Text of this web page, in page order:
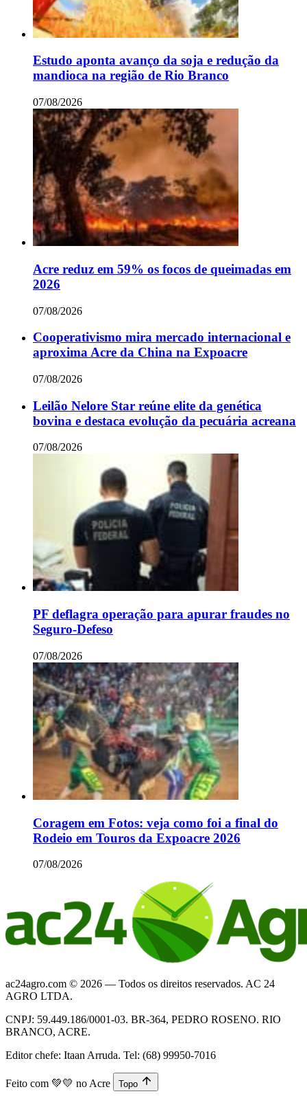
Estudo aponta avanço da soja e redução da
mandioca na região de Rio Branco
07/08/2026
Acre reduz em 59% os focos de queimadas em
2026
07/08/2026
Cooperativismo mira mercado internacional e
aproxima Acre da China na Expoacre
07/08/2026
Leilão Nelore Star reúne elite da genética
bovina e destaca evolução da pecuária acreana
07/08/2026
PF deflagra operação para apurar fraudes no
Seguro-Defeso
07/08/2026
Coragem em Fotos: veja como foi a final do
Rodeio em Touros da Expoacre 2026
07/08/2026
ac24agro.com © 2026 — Todos os direitos reservados. AC 24
AGRO LTDA.
CNPJ: 59.449.186/0001-03. BR-364, PEDRO ROSENO. RIO
BRANCO, ACRE.
Editor chefe: Itaan Arruda. Tel: (68) 99950-7016
Feito com 💚💛 no Acre Topo